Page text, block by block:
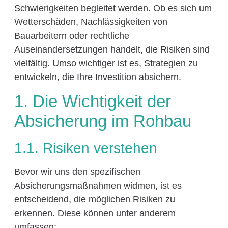
Schwierigkeiten begleitet werden. Ob es sich um
Wetterschäden, Nachlässigkeiten von
Bauarbeitern oder rechtliche
Auseinandersetzungen handelt, die Risiken sind
vielfältig. Umso wichtiger ist es, Strategien zu
entwickeln, die Ihre Investition absichern.
1. Die Wichtigkeit der
Absicherung im Rohbau
1.1. Risiken verstehen
Bevor wir uns den spezifischen
Absicherungsmaßnahmen widmen, ist es
entscheidend, die möglichen Risiken zu
erkennen. Diese können unter anderem